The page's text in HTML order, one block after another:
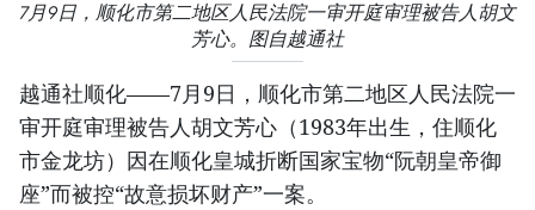
7月9日，顺化市第二地区人民法院一审开庭审理被告人胡文
芳心。图自越通社
越通社顺化——7月9日，顺化市第二地区人民法院一
审开庭审理被告人胡文芳心（1983年出生，住顺化
市金龙坊）因在顺化皇城折断国家宝物“阮朝皇帝御
座”而被控“故意损坏财产”一案。